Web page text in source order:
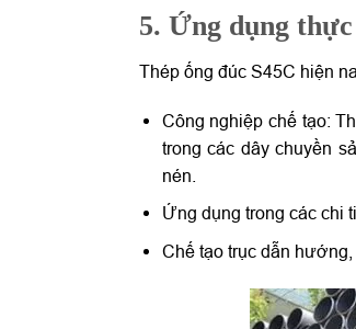
5. Ứng dụng
Thép ống đúc S45C hiện
Công nghiệp chế tạo:
trong các dây chuyền
nén.
Ứng dụng trong các chi
Chế tạo trục dẫn